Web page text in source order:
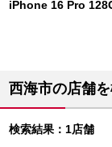
iPhone 16 Pro
西海市の店舗
検索結果：1店舗